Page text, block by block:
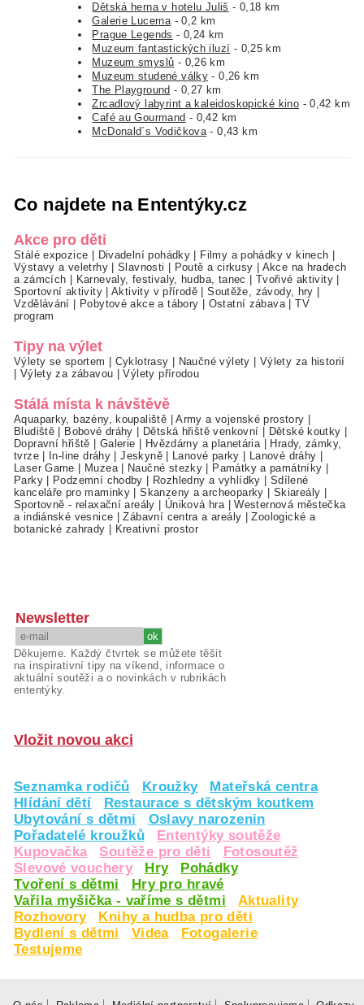
Dětská herna v hotelu Juliš - 0,18 km
Galerie Lucerna- 0,2 km
Prague Legends - 0,24 km
Muzeum fantastických iluzí - 0,25 km
Muzeum smyslů - 0,26 km
Muzeum studené války - 0,26 km
The Playground - 0,27 km
Zrcadlový labyrint a kaleidoskopické kino - 0,42 km
Café au Gourmand - 0,42 km
McDonald´s Vodičkova- 0,43 km
Co najdete na Ententýky.cz
Akce pro děti
Stálé expozice Divadelní pohádky Filmy a pohádky v kinech
Výstavy a veletrhy|Slavnosti Poutě a cirkusy
Akce na hradech
a zámcích
Karnevaly, festivaly, hudba, tanec Tvořivé aktivity
Sportovní aktivity|Aktivity v přírodě |Soutěže, závody, hry
Vzdělávání
Pobytové akce a tábory Ostatní zábava|TV
program
Tipy na výlet
Výlety se sportem Cyklotrasy Naučné výlety
Výlety za historií
Výlety za zábavou |Výlety přírodou
Stálá místa k návštěvě
Aquaparky, bazény, koupaliště |Army a vojenské prostory
Bludiště
Bobové dráhy Dětská hřiště venkovní Dětské koutky
Dopravní hřiště
Galerie Hvězdárny a planetária|
Hrady, zámky,
tvrze| In-line dráhy |Jeskyně| Lanové parky Lanové dráhy
Laser Game
Muzea| Naučné stezky Památky a památníky
Parky| Podzemní chodby Rozhledny a vyhlídky
Sdílené
kanceláře pro maminky |Skanzeny a archeoparky Skiareály
Sportovně - relaxační areály
Úniková hra|Westernová městečka
a indiánské vesnice |Zábavní centra a areály |Zoologické a
botanické zahrady
Kreativní prostor
Newsletter
Děkujeme. Každý čtvrtek se můžete těšit
na inspirativní tipy na víkend, informace o
aktuální soutěži a o novinkách v rubrikách
ententýky.
Vložit novou akci
Seznamka rodičů Kroužky
Mateřská centra
Hlídání dětí
Restaurace s dětským koutkem
Ubytování s dětmi
Oslavy narozenin
Pořadatelé kroužků
Ententýky soutěže
Kupovačka
Soutěže pro děti
Fotosoutěž
Slevové vouchery
Hry
Pohádky
Tvoření s dětmi
Hry pro hravé
Vařila myšička - vaříme s dětmi
Aktuality
Rozhovory
Knihy a hudba pro děti
Bydlení s dětmi
Videa
Fotogalerie
Testujeme